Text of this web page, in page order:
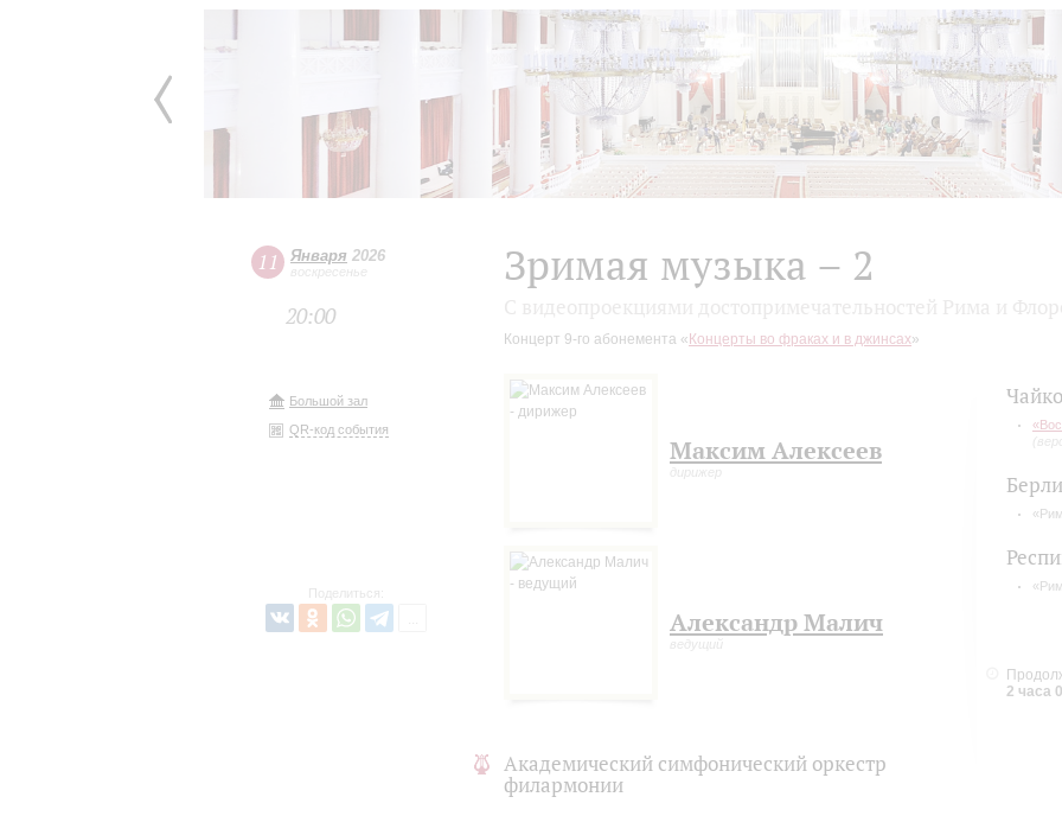
11 Января 2026
воскресенье
20:00
Большой зал
QR-код события
Поделиться:
Зримая музыка – 2
Концерт 9-го абонемента «Концерты во фраках и в джинсах»
Максим Алексеев
дирижер
Александр Малич
ведущий
Академический симфонический оркестр
филармонии
2 часа